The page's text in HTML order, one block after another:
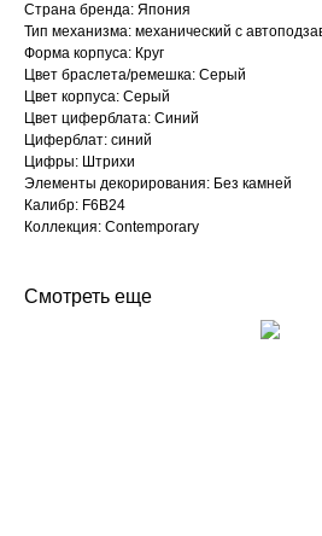
Страна бренда: Япония
Тип механизма: механический с
Форма корпуса: Круг
Цвет браслета/ремешка: Серый
Цвет корпуса: Серый
Цвет циферблата: Синий
Циферблат: синий
Цифры: Штрихи
Элементы декорирования: Без камней
Калибр: F6B24
Коллекция: Contemporary
Смотреть еще